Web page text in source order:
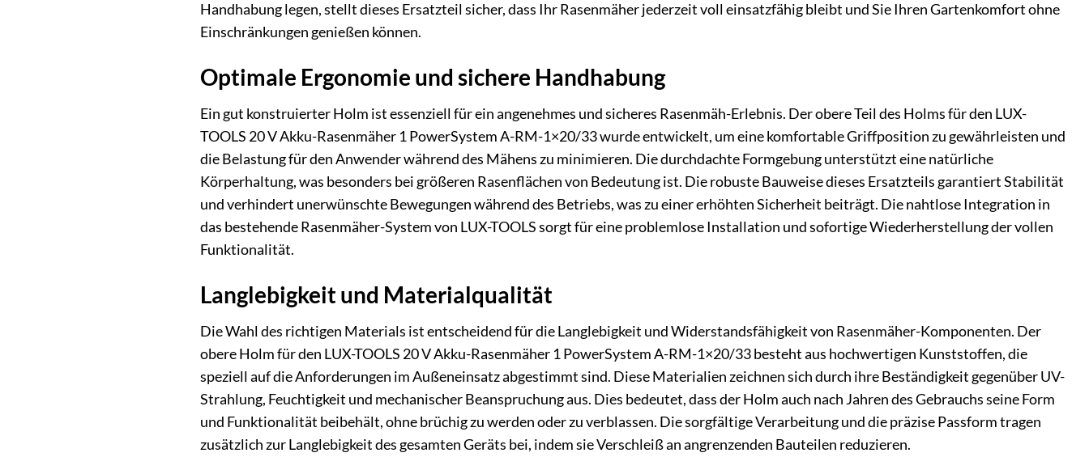
Handhabung legen, stellt dieses Ersatzteil sicher, dass Ihr Rasenmäher jederzeit voll einsatzfähig bleibt und Sie Ihren Gartenkomfort ohne
Einschränkungen genießen können.
Optimale Ergonomie und sichere Handhabung
Ein gut konstruierter Holm ist essenziell für ein angenehmes und sicheres Rasenmäh-Erlebnis. Der obere Teil des Holms für den LUX-
TOOLS 20 V Akku-Rasenmäher 1 PowerSystem A-RM-1×20/33 wurde entwickelt, um eine komfortable Griffposition zu gewährleisten und
die Belastung für den Anwender während des Mähens zu minimieren. Die durchdachte Formgebung unterstützt eine natürliche
Körperhaltung, was besonders bei größeren Rasenflächen von Bedeutung ist. Die robuste Bauweise dieses Ersatzteils garantiert Stabilität
und verhindert unerwünschte Bewegungen während des Betriebs, was zu einer erhöhten Sicherheit beiträgt. Die nahtlose Integration in
das bestehende Rasenmäher-System von LUX-TOOLS sorgt für eine problemlose Installation und sofortige Wiederherstellung der vollen
Funktionalität.
Langlebigkeit und Materialqualität
Die Wahl des richtigen Materials ist entscheidend für die Langlebigkeit und Widerstandsfähigkeit von Rasenmäher-Komponenten. Der
obere Holm für den LUX-TOOLS 20 V Akku-Rasenmäher 1 PowerSystem A-RM-1×20/33 besteht aus hochwertigen Kunststoffen, die
speziell auf die Anforderungen im Außeneinsatz abgestimmt sind. Diese Materialien zeichnen sich durch ihre Beständigkeit gegenüber UV-
Strahlung, Feuchtigkeit und mechanischer Beanspruchung aus. Dies bedeutet, dass der Holm auch nach Jahren des Gebrauchs seine Form
und Funktionalität beibehält, ohne brüchig zu werden oder zu verblassen. Die sorgfältige Verarbeitung und die präzise Passform tragen
zusätzlich zur Langlebigkeit des gesamten Geräts bei, indem sie Verschleiß an angrenzenden Bauteilen reduzieren.